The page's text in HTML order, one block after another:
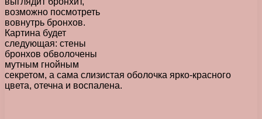
возможно посмотреть
вовнутрь бронхов.
Картина будет
следующая: стены
бронхов обволочены
мутным гнойным
секретом, а сама слизистая оболочка ярко-красного
цвета, отечна и воспалена.